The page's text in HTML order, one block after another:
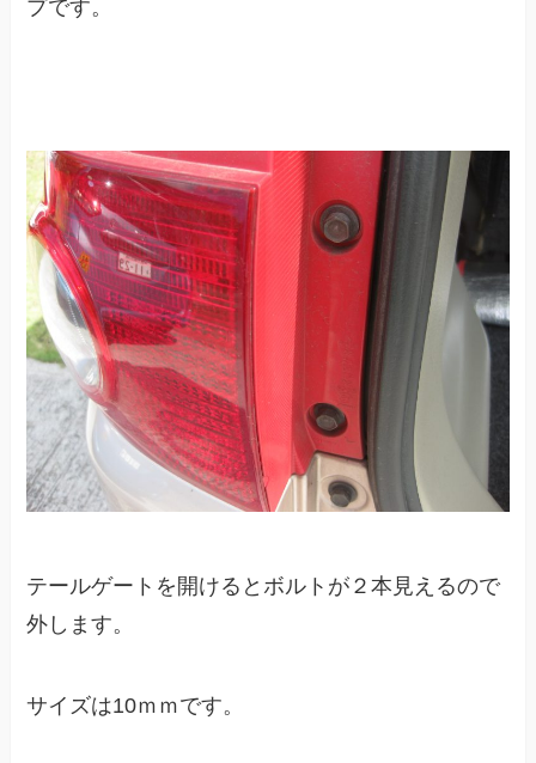
プです。
テールゲートを開けるとボルトが２本見えるので
外します。
サイズは10ｍｍです。